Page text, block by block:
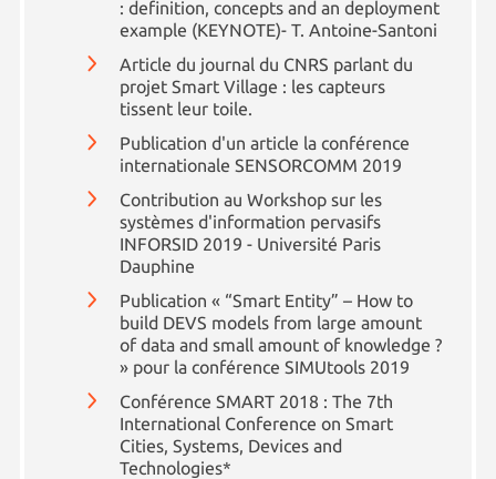
: definition, concepts and an deployment
example (KEYNOTE)- T. Antoine-Santoni
Article du journal du CNRS parlant du
projet Smart Village : les capteurs
tissent leur toile.
Publication d'un article la conférence
internationale SENSORCOMM 2019
Contribution au Workshop sur les
systèmes d'information pervasifs
INFORSID 2019 - Université Paris
Dauphine
Publication « “Smart Entity” – How to
build DEVS models from large amount
of data and small amount of knowledge ?
» pour la conférence SIMUtools 2019
Conférence SMART 2018 : The 7th
International Conference on Smart
Cities, Systems, Devices and
Technologies*